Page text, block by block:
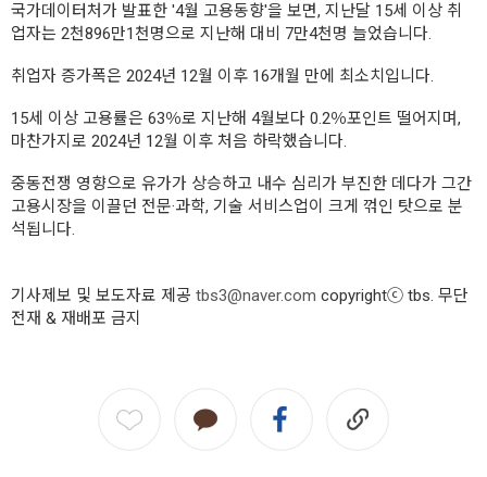
국가데이터처가 발표한 '4월 고용동향'을 보면, 지난달 15세 이상 취
업자는 2천896만1천명으로 지난해 대비 7만4천명 늘었습니다.
취업자 증가폭은 2024년 12월 이후 16개월 만에 최소치입니다.
15세 이상 고용률은 63％로 지난해 4월보다 0.2％포인트 떨어지며,
마찬가지로 2024년 12월 이후 처음 하락했습니다.
중동전쟁 영향으로 유가가 상승하고 내수 심리가 부진한 데다가 그간
고용시장을 이끌던 전문·과학, 기술 서비스업이 크게 꺾인 탓으로 분
석됩니다.
기사제보 및 보도자료 제공 tbs3@naver.com copyrightⓒ tbs. 무단
전재 & 재배포 금지